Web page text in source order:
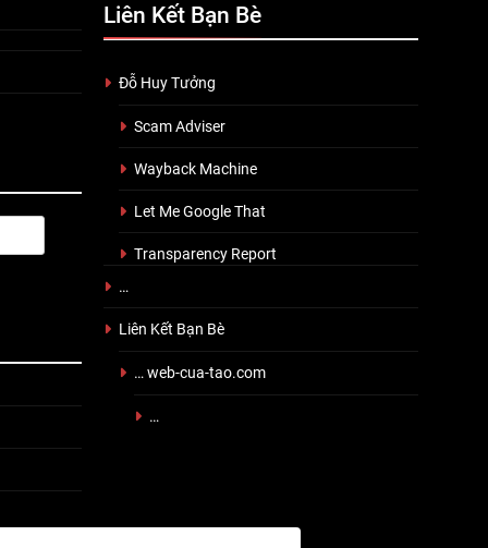
Liên Kết Bạn Bè
Đỗ Huy Tưởng
Scam Adviser
Wayback Machine
Let Me Google That
Transparency Report
…
Liên Kết Bạn Bè
… web-cua-tao.com
…